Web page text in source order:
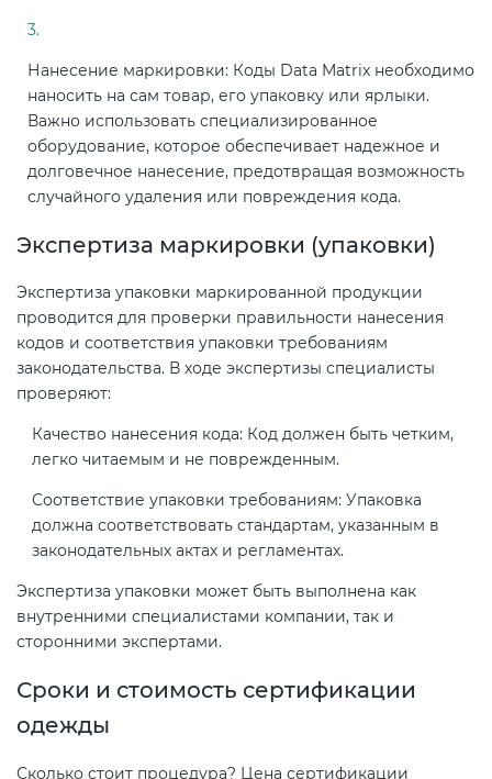
Нанесение маркировки: Коды Data Matrix необходимо
наносить на сам товар, его упаковку или ярлыки.
Важно использовать специализированное
оборудование, которое обеспечивает надежное и
долговечное нанесение, предотвращая возможность
случайного удаления или повреждения кода.
Экспертиза маркировки (упаковки)
Экспертиза упаковки маркированной продукции
проводится для проверки правильности нанесения
кодов и соответствия упаковки требованиям
законодательства. В ходе экспертизы специалисты
проверяют:
Качество нанесения кода: Код должен быть четким,
легко читаемым и не поврежденным.
Соответствие упаковки требованиям: Упаковка
должна соответствовать стандартам, указанным в
законодательных актах и регламентах.
Экспертиза упаковки может быть выполнена как
внутренними специалистами компании, так и
сторонними экспертами.
Сроки и стоимость сертификации
одежды
Сколько стоит процедура? Цена сертификации